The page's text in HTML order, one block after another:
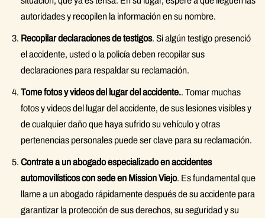
autoridades y recopilen la información en su nombre.
Recopilar declaraciones de testigos. Si algún testigo presenció
el accidente, usted o la policía deben recopilar sus
declaraciones para respaldar su reclamación.
Tome fotos y videos del lugar del accidente.. Tomar muchas
fotos y videos del lugar del accidente, de sus lesiones visibles y
de cualquier daño que haya sufrido su vehículo y otras
pertenencias personales puede ser clave para su reclamación.
Contrate a un abogado especializado en accidentes
automovilísticos con sede en Mission Viejo. Es fundamental que
llame a un abogado rápidamente después de su accidente para
garantizar la protección de sus derechos, su seguridad y su